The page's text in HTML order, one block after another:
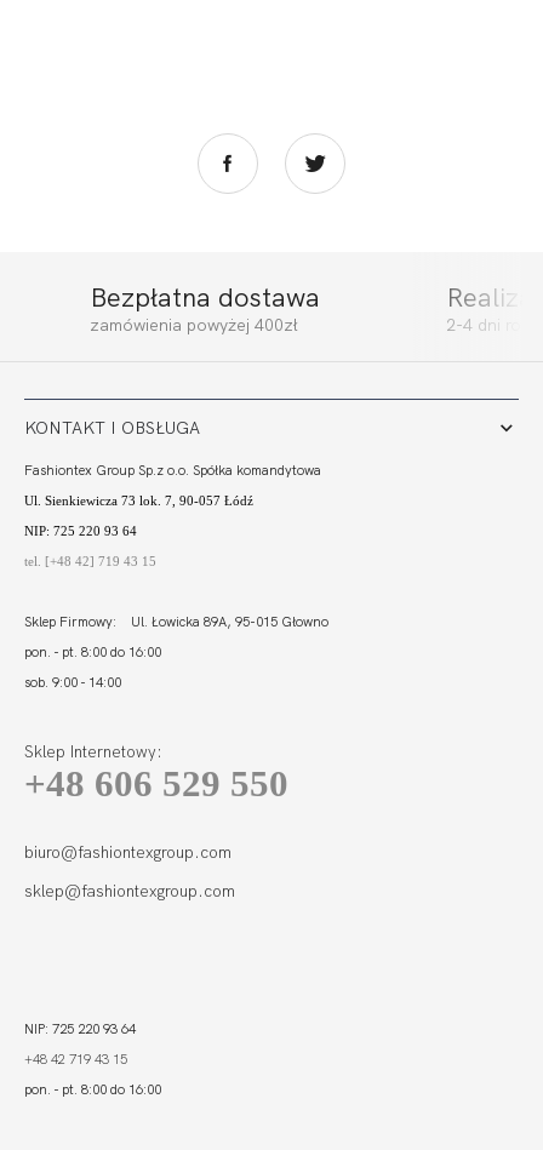
TANZANIA
BALCONETTE
TANZANIA FIGI
TANZANIA FIGI
Bezpłatna dostawa
zamówienia powyżej 400zł 2-4 dni
KONTAKT I OBSŁUGA
Fashiontex Group Sp.z o.o. Spółka komandytowa
Ul. Sienkiewicza 73 lok. 7, 90-057 Łódź
NIP: 725 220 93 64
tel. [+48 42] 719 43 15
Sklep Firmowy: Ul. Łowicka 89A, 95-015 Głowno
pon. - pt. 8:00 do 16:00
sob. 9:00 - 14:00
Sklep Internetowy:
+48 606 529 550
biuro@fashiontexgroup.com
sklep@fashiontexgroup.com
NIP: 725 220 93 64
+48 42 719 43 15
pon. - pt. 8:00 do 16:00